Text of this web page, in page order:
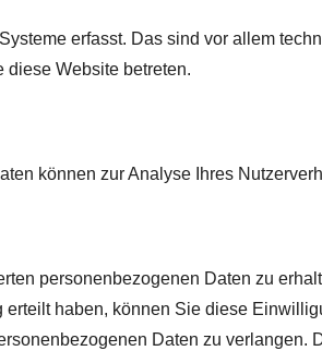
erfasst. Das sind vor allem
diese Website betreten.
können zur Analyse Ihres
personenbezogenen Daten zu
haben, können Sie diese
Daten zu verlangen.